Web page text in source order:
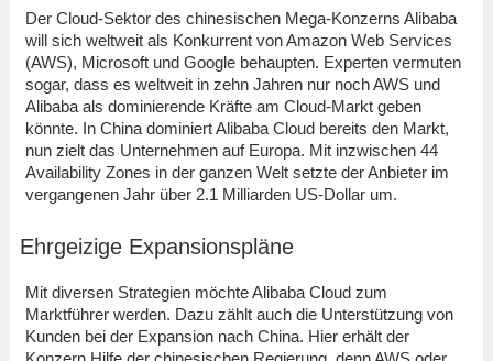
Der Cloud-Sektor des chinesischen Mega-Konzerns Alibaba
will sich weltweit als Konkurrent von Amazon Web Services
(AWS), Microsoft und Google behaupten. Experten vermuten
sogar, dass es weltweit in zehn Jahren nur noch AWS und
Alibaba als dominierende Kräfte am Cloud-Markt geben
könnte. In China dominiert Alibaba Cloud bereits den Markt,
nun zielt das Unternehmen auf Europa. Mit inzwischen 44
Availability Zones in der ganzen Welt setzte der Anbieter im
vergangenen Jahr über 2.1 Milliarden US-Dollar um.
Ehrgeizige Expansionspläne
Mit diversen Strategien möchte Alibaba Cloud zum
Marktführer werden. Dazu zählt auch die Unterstützung von
Kunden bei der Expansion nach China. Hier erhält der